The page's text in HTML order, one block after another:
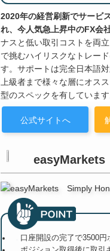
2020年の経営刷新でサービ
れ、今人気急上昇中のFX会社
ナスと低い取引コストを両
で挑むハイリスクなトレー
す。サポートは完全日本語
上級者まで様々な層にオス
型のスペックを有しています
公式サイトへ
easyMarkets
口座開設の完了で3500円